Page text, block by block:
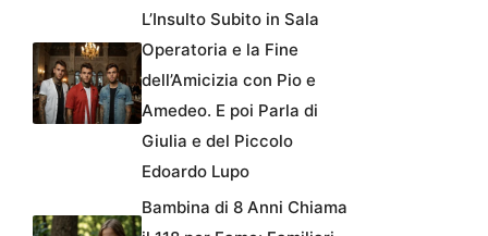
L’Insulto Subito in Sala
Operatoria e la Fine
dell’Amicizia con Pio e
Amedeo. E poi Parla di
Giulia e del Piccolo
Edoardo Lupo
Bambina di 8 Anni Chiama